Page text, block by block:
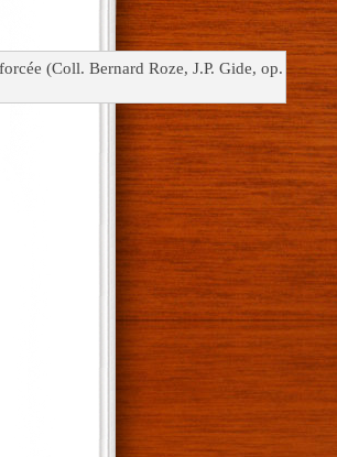
(Coll. Bernard Roze, J.P. Gide, op.